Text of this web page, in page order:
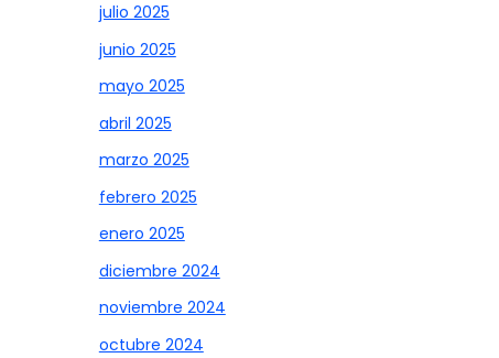
julio 2025
junio 2025
mayo 2025
abril 2025
marzo 2025
febrero 2025
enero 2025
diciembre 2024
noviembre 2024
octubre 2024